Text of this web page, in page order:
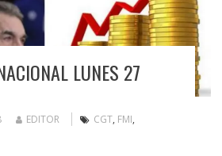
LUNES 27
EDITOR CGT, FMI,